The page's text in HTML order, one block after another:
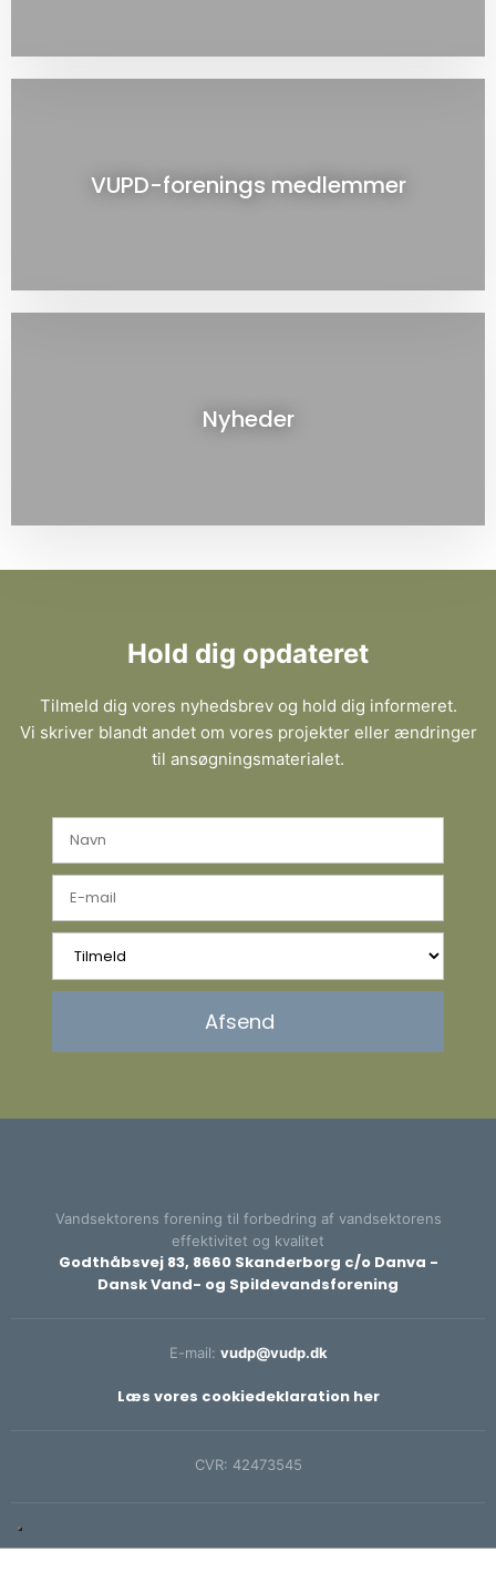
VUPD-forenings medlemmer
Nyheder
Hold dig opdateret
Tilmeld dig vores nyhedsbrev og hold dig informeret.
Vi skriver blandt andet om vores projekter eller ændringer
til ansøgningsmaterialet.
Vandsektorens forening til forbedring af vandsektorens
effektivitet og kvalitet​
Godthåbsvej 83, 8660 Skanderborg c/o Danva -
Dansk Vand- og Spildevandsforening
E-mail: vudp@vudp.dk
Læs vores cookiedeklaration her​
CVR: ​42473545